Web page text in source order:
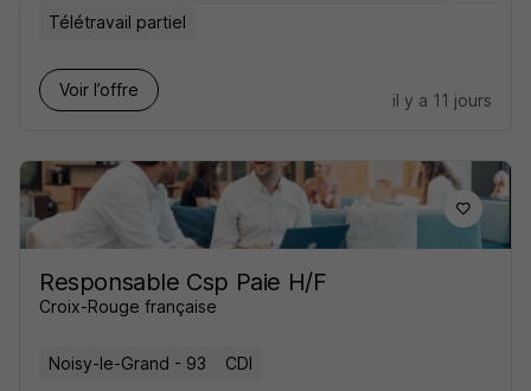
Télétravail partiel
Voir l’offre
il y a 11 jours
Responsable Csp Paie H/F
Croix-Rouge française
Noisy-le-Grand - 93 CDI